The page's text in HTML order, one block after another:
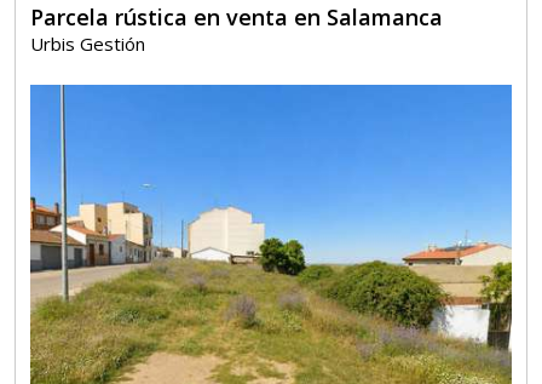
Parcela rústica en venta en Salamanca
Urbis Gestión